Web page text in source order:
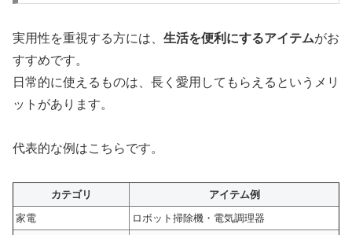
実用性を重視する方には、 生活を便利にするアイテムがお
すすめです。
日常的に使えるものは、長く愛用してもらえるというメリ
ットがあります。
代表的な例はこちらです。
カテゴリ
アイテム例
家電
ロボット掃除機・電気調理器